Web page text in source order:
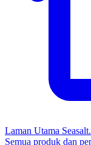
Laman Utama
Semua produk dan